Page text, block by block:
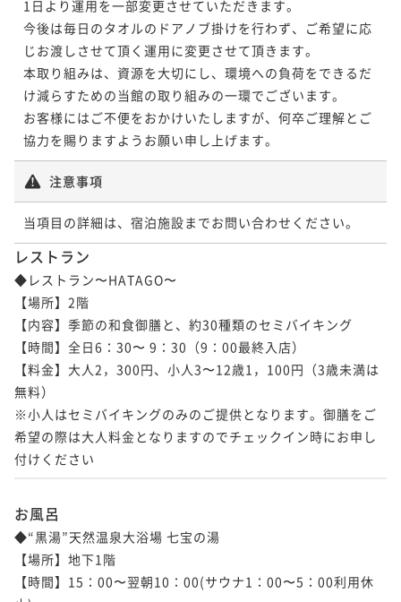
1日より運用を一部変更させていただきます。
今後は毎日のタオルのドアノブ掛けを行わず、ご希望に応
じお渡しさせて頂く運用に変更させて頂きます。
本取り組みは、資源を大切にし、環境への負荷をできるだ
け減らすための当館の取り組みの一環でございます。
お客様にはご不便をおかけいたしますが、何卒ご理解とご
協力を賜りますようお願い申し上げます。
注意事項
当項目の詳細は、宿泊施設までお問い合わせください。
レストラン
◆レストラン〜HATAGO〜
【場所】2階
【内容】季節の和食御膳と、約30種類のセミバイキング
【時間】全日6：30〜 9：30（9：00最終入店）
【料金】大人2，300円、小人3〜12歳1，100円（3歳未満は
無料）
※小人はセミバイキングのみのご提供となります。御膳をご
希望の際は大人料金となりますのでチェックイン時にお申し
付けください
お風呂
◆“黒湯”天然温泉大浴場 七宝の湯
【場所】地下1階
【時間】15：00〜翌朝10：00(サウナ1：00〜5：00利用休